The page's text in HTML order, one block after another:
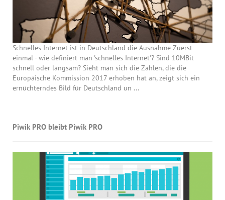
Schnelles Internet ist in Deutschland die Ausnahme Zuerst
einmal - wie definiert man 'schnelles Internet'? Sind 10MBit
schnell oder langsam? Sieht man sich die Zahlen, die die
Europäische Kommission 2017 erhoben hat an, zeigt sich ein
ernüchterndes Bild für Deutschland un ...
Piwik PRO bleibt Piwik PRO